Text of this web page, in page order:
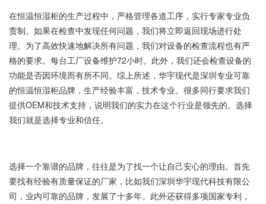
在恒温恒湿柜的生产过程中，严格管理各道工序，实行专家专业负
责制。如果在检查中发现任何问题，我们将立即返回现场进行处
理。为了高效快速地解决所有问题，我们对设备的检查流程也有严
格的要求。每台工厂设备维护72小时。此外，我们还会检查设备的
功能是否因环境而有所不同。综上所述，华宇现代是深圳专业可靠
的恒温恒湿柜品牌，生产经验丰富，技术专业。很多同行要求我们
提供OEM和技术支持，说明我们的实力在这个行业是领先的。选择
我们就是选择专业和信任。
选择一个靠谱的品牌，往往是为了找一个让自己安心的理由。首先
要找有经验有质量保证的厂家，比如我们深圳华宇现代科技有限公
司，业内可靠的品牌，发展了十多年。此外还获得多项国家专利，